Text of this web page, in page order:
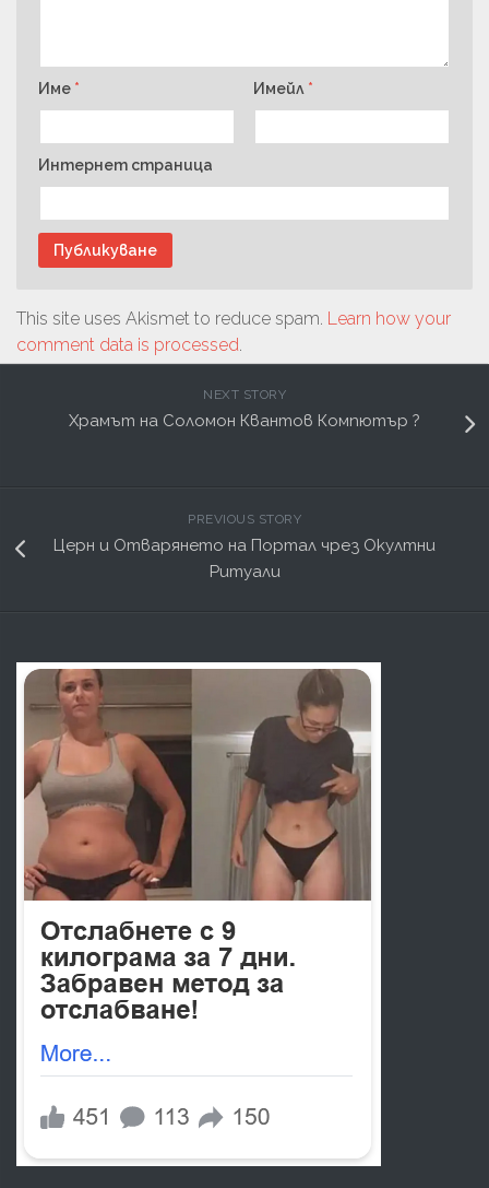
Име * Имейл *
Интернет страница
This site uses Akismet to reduce spam. Learn how your
comment data is processed.
NEXT STORY
Храмът на Соломон Квантов Компютър ?
PREVIOUS STORY
Церн и Отварянето на Портал чрез Окултни
Ритуали